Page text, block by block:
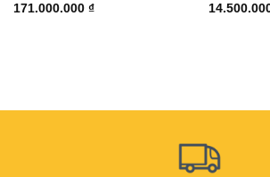
171.000.000 ₫